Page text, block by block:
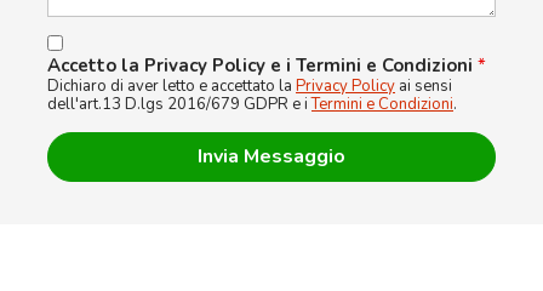
Accetto la Privacy Policy e i Termini e Condizioni *
Dichiaro di aver letto e accettato la Privacy Policy ai sensi
dell'art.13 D.lgs 2016/679 GDPR e iTermini e Condizioni.